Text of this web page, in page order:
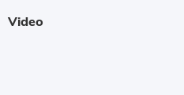
Video